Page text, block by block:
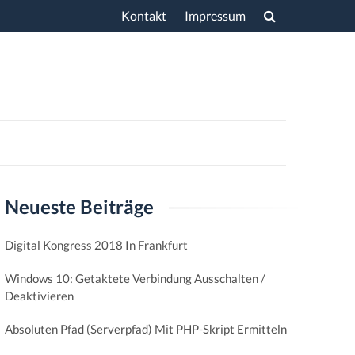
Skip
Kontakt Impressum
Neueste Beiträge
Digital Kongress 2018 In Frankfurt
Windows 10: Getaktete Verbindung Ausschalten /
Deaktivieren
Absoluten Pfad (Serverpfad) Mit PHP-Skript Ermitteln